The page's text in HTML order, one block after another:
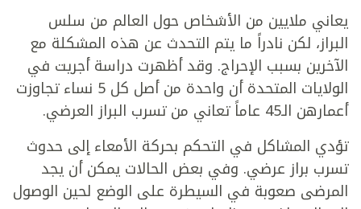
يعاني ملايين من الأشخاص حول العالم من سلس
البراز، لكن نادراً ما يتم التحدث عن هذه المشكلة مع
الآخرين بسبب الإحراج. وقد أظهرت دراسة أجريت في
الولايات المتحدة أن واحدة من أصل كل 5 نساء تجاوزت
أعمارهن الـ45 عاماً تعاني من تسرب البراز العرضي.
تؤدي المشاكل في التحكم بحركة الأمعاء إلى حدوث
تسرب براز عرضي. وفي بعض الحالات يمكن أن يجد
المرضى صعوبة في السيطرة على الوضع لحين الوصول